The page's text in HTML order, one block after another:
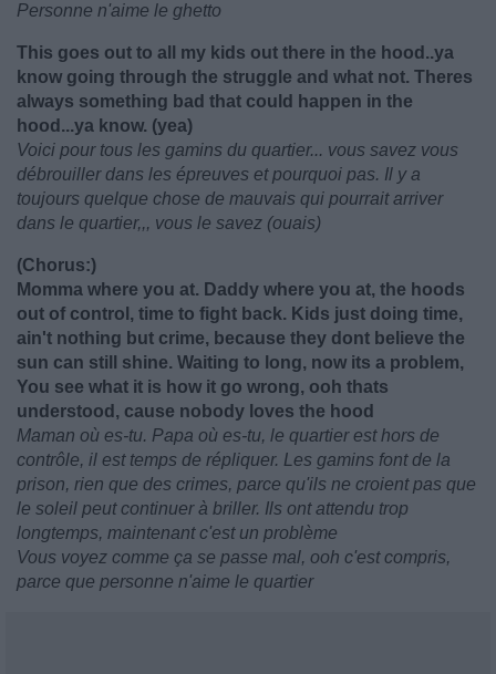
Personne n'aime le ghetto
This goes out to all my kids out there in the hood..ya
know going through the struggle and what not. Theres
always something bad that could happen in the
hood...ya know. (yea)
Voici pour tous les gamins du quartier... vous savez vous
débrouiller dans les épreuves et pourquoi pas. Il y a
toujours quelque chose de mauvais qui pourrait arriver
dans le quartier,,, vous le savez (ouais)
(Chorus:)
Momma where you at. Daddy where you at, the hoods
out of control, time to fight back. Kids just doing time,
ain't nothing but crime, because they dont believe the
sun can still shine. Waiting to long, now its a problem,
You see what it is how it go wrong, ooh thats
understood, cause nobody loves the hood
Maman où es-tu. Papa où es-tu, le quartier est hors de
contrôle, il est temps de répliquer. Les gamins font de la
prison, rien que des crimes, parce qu'ils ne croient pas que
le soleil peut continuer à briller. Ils ont attendu trop
longtemps, maintenant c'est un problème
Vous voyez comme ça se passe mal, ooh c'est compris,
parce que personne n'aime le quartier